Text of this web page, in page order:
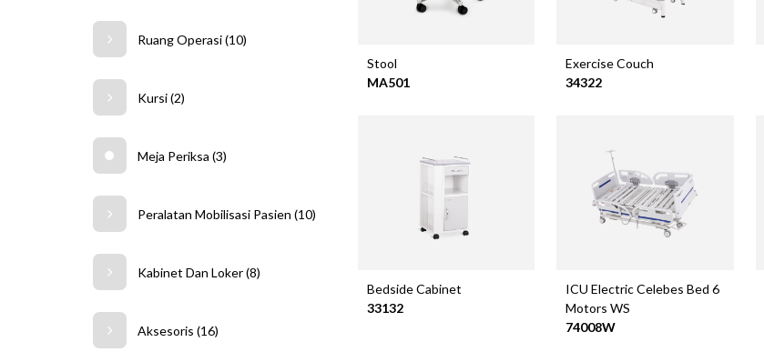
Ruang Operasi (10)
Kursi (2)
Meja Periksa (3)
Peralatan Mobilisasi Pasien (10)
Kabinet Dan Loker (8)
Aksesoris (16)
Stool
MA501
Exercise Couch
34322
Bedside Cabinet
33132
ICU Electric Celebes Bed 6
Motors WS
74008W